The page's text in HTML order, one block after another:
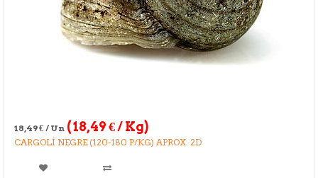
18,49€ / Un (18,49€/ Kg)
CARGOLÍ NEGRE (120-180 P/KG) APROX. 2D